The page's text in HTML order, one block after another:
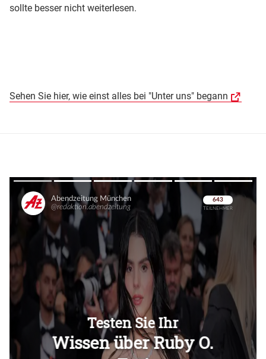
sollte besser nicht weiterlesen.
Sehen Sie hier, wie einst alles bei "Unter uns" begann
Überspringen
Überspringen